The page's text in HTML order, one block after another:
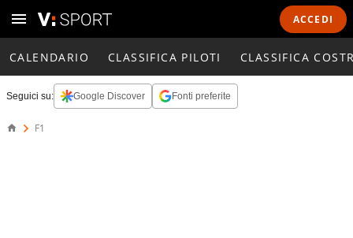
ACCEDI
CALENDARIO CLASSIFICA PILOTI CLASSIFICA
Seguici su: Google Discover Fonti preferite
F1